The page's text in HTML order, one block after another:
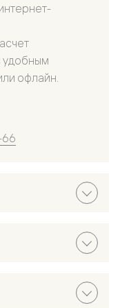
удобным
офлайн.
66